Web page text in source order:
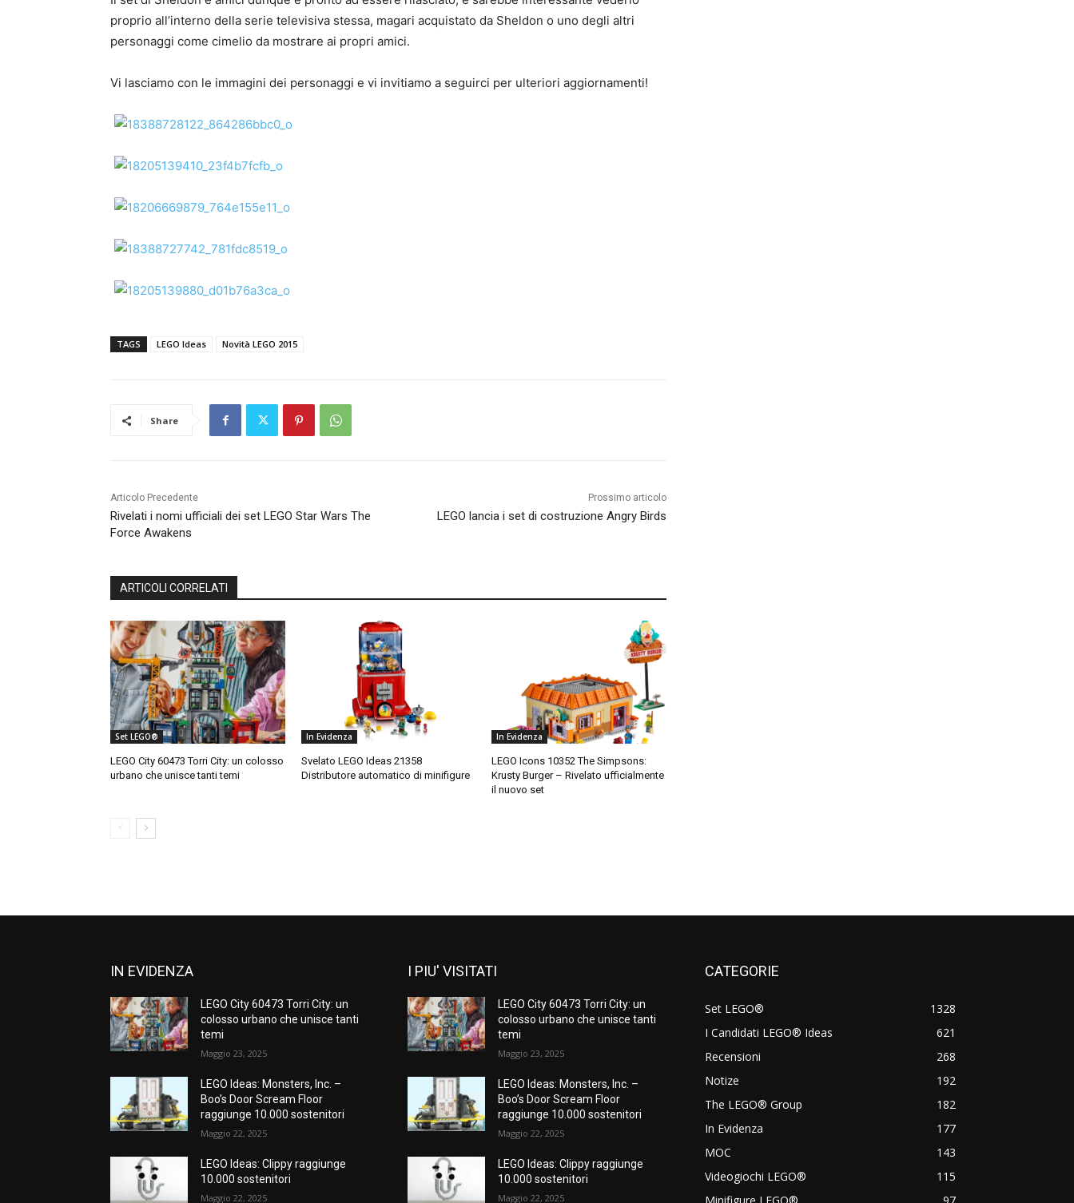
proprio all’interno della serie televisiva stessa, magari acquistato da Sheldon o uno degli altri
personaggi come cimelio da mostrare ai propri amici.
Vi lasciamo con le immagini dei personaggi e vi invitiamo a seguirci per ulteriori aggiornamenti!
TAGS LEGO Ideas Novità LEGO 2015
Share
Articolo Precedente
Rivelati i nomi ufficiali dei set LEGO Star Wars The
Force Awakens
Prossimo articolo
LEGO lancia i set di costruzione Angry Birds
ARTICOLI CORRELATI
Set LEGO®
LEGO City 60473 Torri City: un colosso
urbano che unisce tanti temi
In Evidenza
Svelato LEGO Ideas 21358
Distributore automatico di minifigure
In Evidenza
LEGO Icons 10352 The Simpsons:
Krusty Burger – Rivelato ufficialmente
il nuovo set
IN EVIDENZA
LEGO City 60473 Torri City: un
colosso urbano che unisce tanti
temi
Maggio 23, 2025
LEGO Ideas: Monsters, Inc. –
Boo’s Door Scream Floor
raggiunge 10.000 sostenitori
Maggio 22, 2025
LEGO Ideas: Clippy raggiunge
10.000 sostenitori
Maggio 22, 2025
I PIU' VISITATI
LEGO City 60473 Torri City: un
colosso urbano che unisce tanti
temi
Maggio 23, 2025
LEGO Ideas: Monsters, Inc. –
Boo’s Door Scream Floor
raggiunge 10.000 sostenitori
Maggio 22, 2025
LEGO Ideas: Clippy raggiunge
10.000 sostenitori
Maggio 22, 2025
CATEGORIE
Set LEGO®
1328
I Candidati LEGO® Ideas
621
Recensioni
268
Notize
192
The LEGO® Group
182
In Evidenza
177
MOC
143
Videogiochi LEGO®
115
Minifigure LEGO®
97